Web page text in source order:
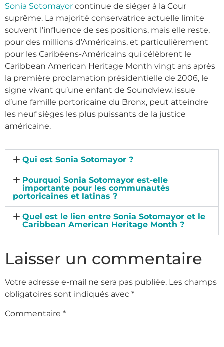
Sonia Sotomayor continue de siéger à la Cour
suprême. La majorité conservatrice actuelle limite
souvent l’influence de ses positions, mais elle reste,
pour des millions d’Américains, et particulièrement
pour les Caribéens-Américains qui célèbrent le
Caribbean American Heritage Month vingt ans après
la première proclamation présidentielle de 2006, le
signe vivant qu’une enfant de Soundview, issue
d’une famille portoricaine du Bronx, peut atteindre
les neuf sièges les plus puissants de la justice
américaine.
Qui est Sonia Sotomayor ?
Pourquoi Sonia Sotomayor est-elle
importante pour les communautés
portoricaines et latinas ?
Quel est le lien entre Sonia Sotomayor et le
Caribbean American Heritage Month ?
Laisser un commentaire
Votre adresse e-mail ne sera pas publiée. Les champs
obligatoires sont indiqués avec *
Commentaire *